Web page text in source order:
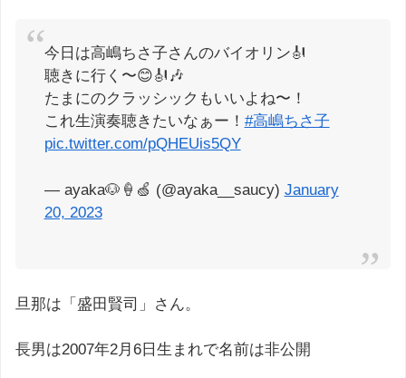
今日は高嶋ちさ子さんのバイオリン🎻
聴きに行く〜😊🎻🎶
たまにのクラッシックもいいよね〜！
これ生演奏聴きたいなぁー！ #高嶋ちさ子
pic.twitter.com/pQHEUis5QY
— ayaka🐶🍦🍏 (@ayaka__saucy) January
20, 2023
旦那は「盛田賢司」さん。
長男は2007年2月6日生まれで名前は非公開